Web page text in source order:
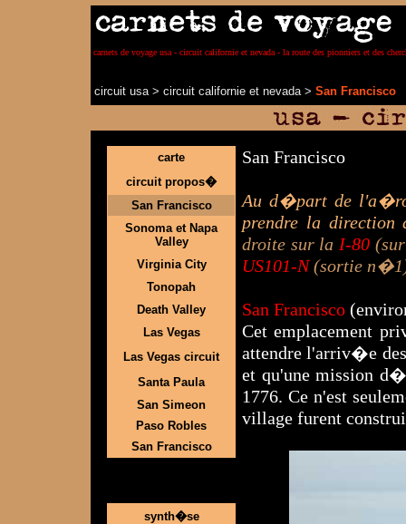
carnets de voyage usa - circuit californie et nevada - la route des pionniers et des
circuit usa> circuit californie et nevada> San Francisco
carte
circuit propos�
San Francisco
Sonoma et Napa
Valley
Virginia City
Tonopah
Death Valley
Las Vegas
Las Vegas circuit
Santa Paula
San Simeon
Paso Robles
San Francisco
synth�se
San Francisco
Au d�part de
prendre la direction
droite sur la I-80
US101-N(sortie
San Francisco
Cet emplacement
attendre l'arriv�e
et qu'une mission
1776. Ce n'est
village furent